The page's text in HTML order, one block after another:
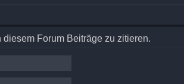
Forum Beiträge zu zitieren.